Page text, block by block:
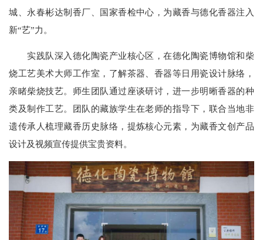
城、永春彬达制香厂、国家香检中心，为藏香与德化香器注入
新“艺”力。
实践队深入德化陶瓷产业核心区，在德化陶瓷博物馆和柴
烧工艺美术大师工作室，了解茶器、香器等日用瓷设计脉络，
亲睹柴烧技艺。师生团队通过座谈研讨，进一步明晰香器的种
类及制作工艺。团队的藏族学生在老师的指导下，联合当地非
遗传承人梳理藏香历史脉络，提炼核心元素，为藏香文创产品
设计及视频宣传提供宝贵资料。